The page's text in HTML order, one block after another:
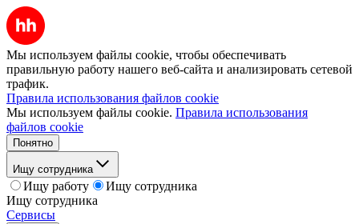
Мы используем файлы cookie, чтобы обеспечивать
правильную работу нашего веб-сайта и анализировать сетевой
трафик.
Правила использования файлов cookie
Мы используем файлы cookie. Правила использования
файлов cookie
Понятно
Ищу сотрудника
Ищу работу
Ищу сотрудника
Ищу сотрудника
Сервисы